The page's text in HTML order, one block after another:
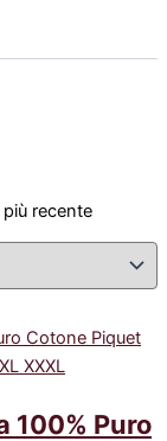
recente
100% Puro